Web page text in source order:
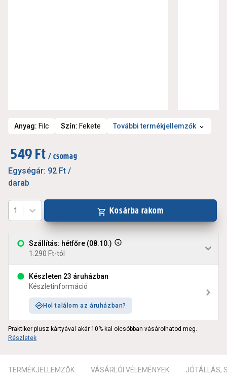
Anyag: Filc Szín: Fekete További termékjellemzők
549 Ft / csomag
Egységár: 92 Ft /
darab
Szállítás: hétfőre (08.10.)
1.290 Ft-tól
Készleten 23 áruházban
Készletinformáció
Hol találom az áruházban?
1 Kosárba rakom
Praktiker plusz kártyával akár 10%-kal olcsóbban vásárolhatod meg.
Részletek
TERMÉKJELLEMZŐK VÁSÁRLÓI VÉLEMÉNYEK JÓTÁLLÁS,